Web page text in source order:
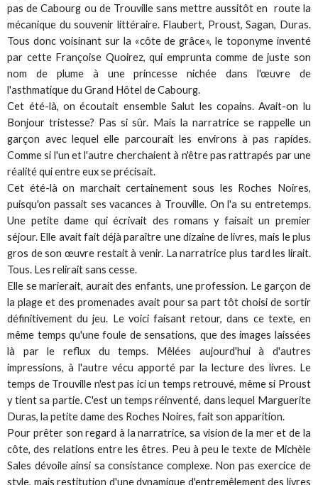
pas de Cabourg ou de Trouville sans mettre aussitôt en route la
mécanique du souvenir littéraire. Flaubert, Proust, Sagan, Duras.
Tous donc voisinant sur la «côte de grâce», le toponyme inventé
par cette Françoise Quoirez, qui emprunta comme de juste son
nom de plume à une princesse nichée dans l'œuvre de
l'asthmatique du Grand Hôtel de Cabourg.
Cet été-là, on écoutait ensemble Salut les copains. Avait-on lu
Bonjour tristesse? Pas si sûr. Mais la narratrice se rappelle un
garçon avec lequel elle parcourait les environs à pas rapides.
Comme si l'un et l'autre cherchaient à n'être pas rattrapés par une
réalité qui entre eux se précisait.
Cet été-là on marchait certainement sous les Roches Noires,
puisqu'on passait ses vacances à Trouville. On l'a su entretemps.
Une petite dame qui écrivait des romans y faisait un premier
séjour. Elle avait fait déjà paraître une dizaine de livres, mais le plus
gros de son œuvre restait à venir. La narratrice plus tard les lirait.
Tous. Les relirait sans cesse.
Elle se marierait, aurait des enfants, une profession. Le garçon de
la plage et des promenades avait pour sa part tôt choisi de sortir
définitivement du jeu. Le voici faisant retour, dans ce texte, en
même temps qu'une foule de sensations, que des images laissées
là par le reflux du temps. Mêlées aujourd'hui à d'autres
impressions, à l'autre vécu apporté par la lecture des livres. Le
temps de Trouville n'est pas ici un temps retrouvé, même si Proust
y tient sa partie. C'est un temps réinventé, dans lequel Marguerite
Duras, la petite dame des Roches Noires, fait son apparition.
Pour prêter son regard à la narratrice, sa vision de la mer et de la
côte, des relations entre les êtres. Peu à peu le texte de Michèle
Sales dévoile ainsi sa consistance complexe. Non pas exercice de
style, mais restitution d'une dynamique d'entremêlement des livres